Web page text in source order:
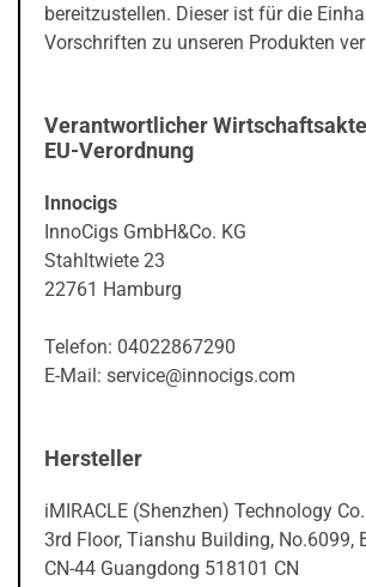
bereitzustellen. Dieser ist für die
Vorschriften zu unseren Produkten
Verantwortlicher
EU-Verordnung
Innocigs
InnoCigs GmbH&Co. KG
Stahltwiete 23
22761 Hamburg
Telefon: 04022867290
E-Mail: service@innocigs.com
Hersteller
iMIRACLE (Shenzhen) Technology
3rd Floor, Tianshu Building, No.6099,
CN-44 Guangdong 518101 CN